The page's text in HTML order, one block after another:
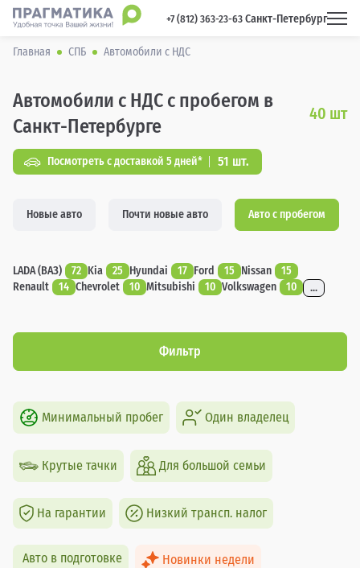
+7 (812) 363-23-63 Санкт-Петербург
Главная СПБ Автомобили с НДС
Автомобили с НДС с пробегом в
Санкт-Петербурге
40 шт
Посмотреть с доставкой 5 дней* 51 шт.
Новые авто Почти новые авто Авто с пробегом
LADA (ВАЗ) 72 Kia 25 Hyundai 17 Ford 15 Nissan
15
Renault
14 Chevrolet 10 Mitsubishi 10 Volkswagen 10 ...
Фильтр
Минимальный пробег Один владелец
Крутые тачки Для большой семьи
На гарантии Низкий трансп. налог
Авто в подготовке Новинки недели